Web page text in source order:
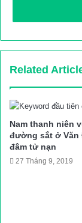
với tốc độ bình
cầuChương
nổ lốp, loạng
đường. Thời điểm
Tuy nhiên, 2 lao
Được biết, sau
hai lao công ven
đoạn ngắn rồi
Related
Nam thanh niên
đường sắt ở Văn
đâm tử nạn
27 Tháng 9, 2019